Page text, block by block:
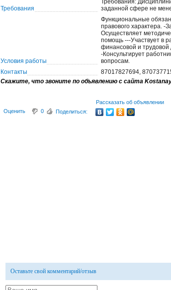
Требования
Требования:
заданной сфере не
Условия работы
Функциональные
правового характера. -
Осуществляет
помощь ---Участвует в
финансовой и
-Консультирует
вопросам.
Контакты
87017827694,
Скажите, что звоните по объявлению с сайта
Рассказать об объявлении
Оценить
0 Поделиться:
Оставьте свой комментарий/отзыв